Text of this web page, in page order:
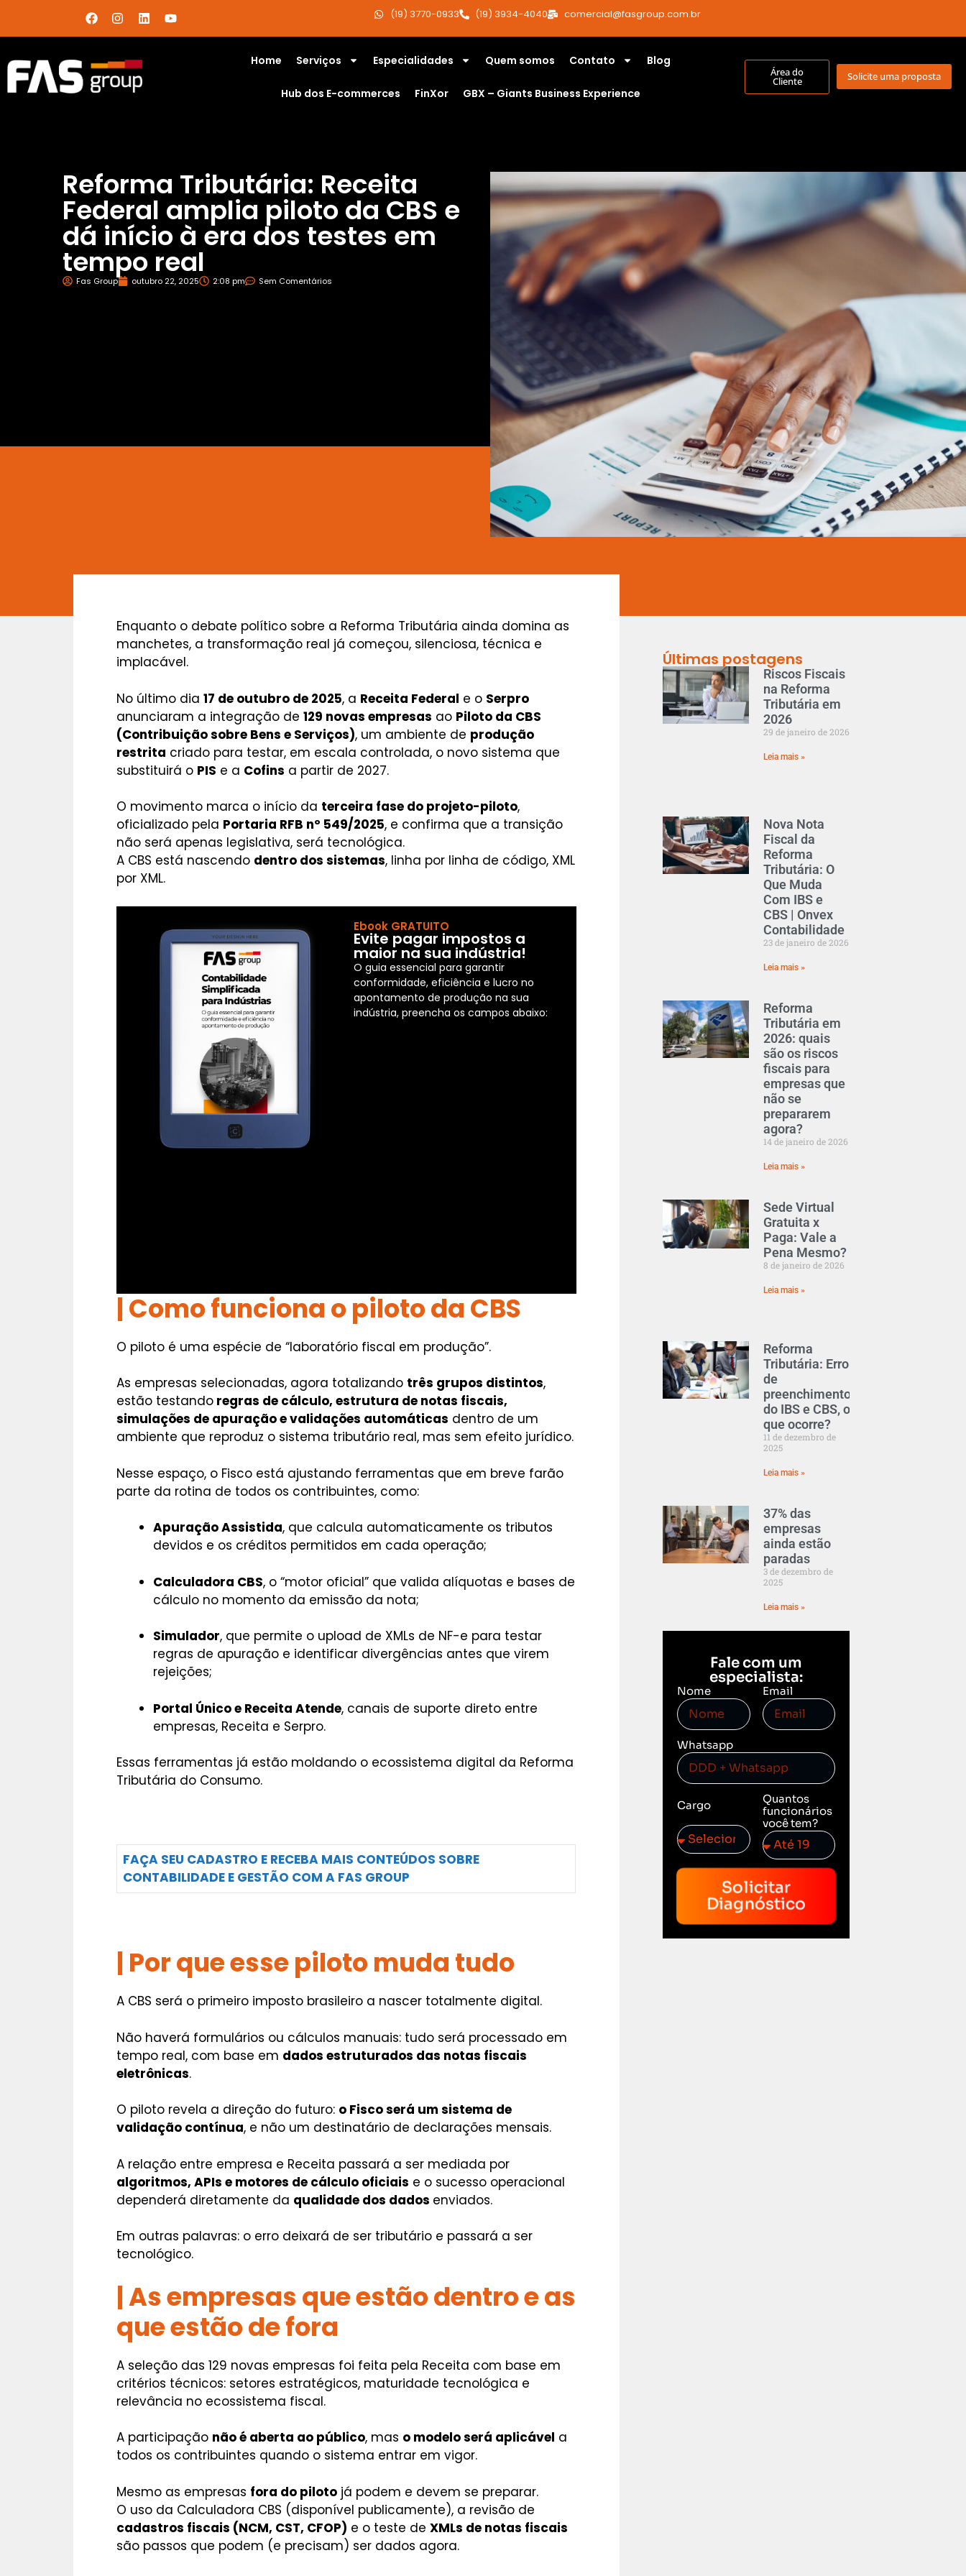
(19) 3770-0933 (19) 3934-4040 comercial@fasgroup.com.br
Home Serviços Especialidades Quem somos Contato Blog
Hub dos E-commerces FinXor GBX – Giants Business Experience
Área do
Cliente Solicite uma proposta
Reforma Tributária: Receita
Federal amplia piloto da CBS e
dá início à era dos testes em
tempo real
Fas Group outubro 22, 2025 2:08 pm Sem Comentários
Últimas postagens
Riscos Fiscais
na Reforma
Tributária em
2026
29 de janeiro de 2026
Leia mais »
Nova Nota
Fiscal da
Reforma
Tributária: O
Que Muda
Com IBS e
CBS | Onvex
Contabilidade
23 de janeiro de 2026
Leia mais »
Reforma
Tributária em
2026: quais
são os riscos
fiscais para
empresas que
não se
prepararem
agora?
14 de janeiro de 2026
Leia mais »
Sede Virtual
Gratuita x
Paga: Vale a
Pena Mesmo?
8 de janeiro de 2026
Leia mais »
Reforma
Tributária: Erro
de
preenchimento
do IBS e CBS, o
que ocorre?
11 de dezembro de
2025
Leia mais »
37% das
empresas
ainda estão
paradas
3 de dezembro de
2025
Leia mais »
Fale com um
especialista:
Nome Email
Whatsapp
Cargo
Quantos
funcionários
você tem?
Solicitar
Diagnóstico
Enquanto o debate político sobre a Reforma Tributária ainda domina as
manchetes, a transformação real já começou, silenciosa, técnica e
implacável.
No último dia17 de outubro de 2025, a Receita Federal e o Serpro
anunciaram a integração de129 novas empresas ao Piloto da CBS
(Contribuição sobre Bens e Serviços), um ambiente de produção
restrita criado para testar, em escala controlada, o novo sistema que
substituirá o PIS e a Cofins a partir de 2027.
O movimento marca o início da terceira fase do projeto-piloto,
oficializado pela Portaria RFB nº 549/2025, e confirma que a transição
não será apenas legislativa, será tecnológica.
A CBS está nascendo dentro dos sistemas, linha por linha de código, XML
por XML.
Ebook GRATUITO
Evite pagar impostos a
maior na sua indústria!
O guia essencial para garantir
conformidade, eficiência e lucro no
apontamento de produção na sua
indústria, preencha os campos abaixo:
| Como funciona o piloto da CBS
O piloto é uma espécie de “laboratório fiscal em produção”.
As empresas selecionadas, agora totalizando três grupos distintos,
estão testando regras de cálculo, estrutura de notas fiscais,
simulações de apuração e validações automáticas dentro de um
ambiente que reproduz o sistema tributário real, mas sem efeito jurídico.
Nesse espaço, o Fisco está ajustando ferramentas que em breve farão
parte da rotina de todos os contribuintes, como:
Apuração Assistida, que calcula automaticamente os tributos
devidos e os créditos permitidos em cada operação;
Calculadora CBS, o “motor oficial” que valida alíquotas e bases de
cálculo no momento da emissão da nota;
Simulador, que permite o upload de XMLs de NF-e para testar
regras de apuração e identificar divergências antes que virem
rejeições;
Portal Único e Receita Atende, canais de suporte direto entre
empresas, Receita e Serpro.
Essas ferramentas já estão moldando o ecossistema digital da Reforma
Tributária do Consumo.
FAÇA SEU CADASTRO E RECEBA MAIS CONTEÚDOS SOBRE
CONTABILIDADE E GESTÃO COM A FAS GROUP
| Por que esse piloto muda tudo
A CBS será o primeiro imposto brasileiro a nascer totalmente digital.
Não haverá formulários ou cálculos manuais: tudo será processado em
tempo real, com base em dados estruturados das notas fiscais
eletrônicas.
O piloto revela a direção do futuro: o Fisco será um sistema de
validação contínua, e não um destinatário de declarações mensais.
A relação entre empresa e Receita passará a ser mediada por
algoritmos, APIs e motores de cálculo oficiais e o sucesso operacional
dependerá diretamente da qualidade dos dados enviados.
Em outras palavras: o erro deixará de ser tributário e passará a ser
tecnológico.
|As empresas que estão dentro e as
que estão de fora
A seleção das 129 novas empresas foi feita pela Receita com base em
critérios técnicos: setores estratégicos, maturidade tecnológica e
relevância no ecossistema fiscal.
A participação não é aberta ao público, mas o modelo será aplicável a
todos os contribuintes quando o sistema entrar em vigor.
Mesmo as empresas fora do piloto já podem e devem se preparar.
O uso da Calculadora CBS (disponível publicamente), a revisão de
cadastros fiscais (NCM, CST, CFOP) e o teste deXMLs de notas fiscais
são passos que podem (e precisam) ser dados agora.